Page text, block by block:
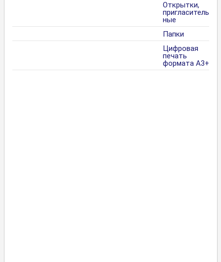
Открытки,
пригласитель
ные
Папки
Цифровая
печать
формата А3+